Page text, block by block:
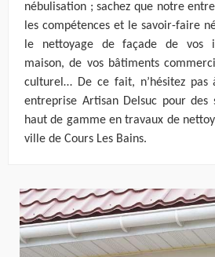
nébulisation ; sachez que notre
les compétences et le savoir-faire
le nettoyage de façade de vos
maison, de vos bâtiments
culturel… De ce fait, n’hésitez
entreprise Artisan Delsuc pour des
haut de gamme en travaux de
ville de Cours Les Bains.